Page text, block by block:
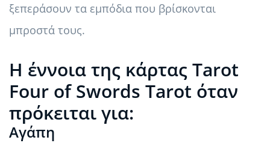
ξεπεράσουν τα εμπόδια που βρίσκονται
μπροστά τους.
Η έννοια της κάρτας Tarot
Four of Swords Tarot όταν
πρόκειται για:
Αγάπη